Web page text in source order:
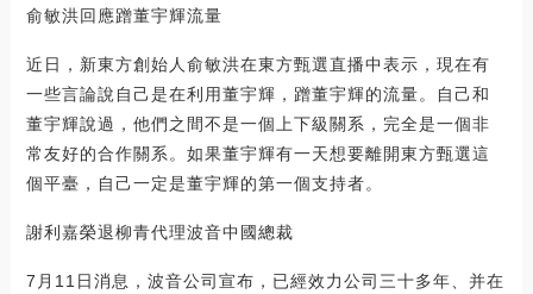
俞敏洪回應蹭董宇輝流量
近日，新東方創始人俞敏洪在東方甄選直播中表示，現在有
一些言論說自己是在利用董宇輝，蹭董宇輝的流量。自己和
董宇輝說過，他們之間不是一個上下級關系，完全是一個非
常友好的合作關系。如果董宇輝有一天想要離開東方甄選這
個平臺，自己一定是董宇輝的第一個支持者。
謝利嘉榮退柳青代理波音中國總裁
7月11日消息，波音公司宣布，已經效力公司三十多年、并在